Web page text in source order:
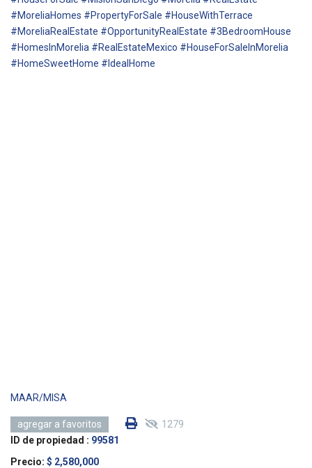
#MoreliaHomes #PropertyForSale #HouseWithTerrace
#MoreliaRealEstate #OpportunityRealEstate #3BedroomHouse
#HomesInMorelia #RealEstateMexico #HouseForSaleInMorelia
#HomeSweetHome #IdealHome
MAAR/MISA
agregar a favoritos 1279
ID de propiedad : 99581
Precio: $ 2,580,000